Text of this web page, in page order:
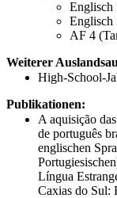
Englisch
Englisch
AF 4
Weiterer
High-School-
Publikationen:
A aquisição
de português
englischen
Língua
Caxias do Sul: